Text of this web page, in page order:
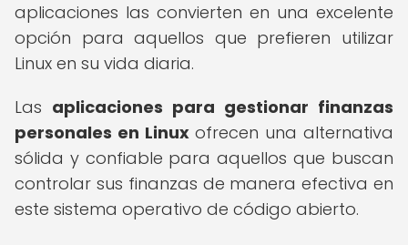
aplicaciones las convierten en una excelente
opción para aquellos que prefieren utilizar
Linux en su vida diaria.
Las aplicaciones para gestionar finanzas
personales en Linuxofrecen una alternativa
sólida y confiable para aquellos que buscan
controlar sus finanzas de manera efectiva en
este sistema operativo de código abierto.